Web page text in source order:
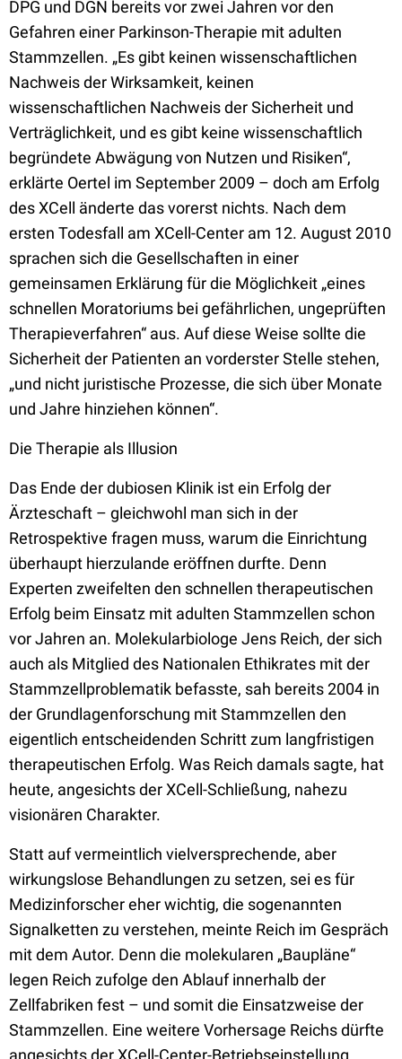
DPG und DGN bereits vor zwei Jahren vor den
Gefahren einer Parkinson-Therapie mit adulten
Stammzellen. „Es gibt keinen wissenschaftlichen
Nachweis der Wirksamkeit, keinen
wissenschaftlichen Nachweis der Sicherheit und
Verträglichkeit, und es gibt keine wissenschaftlich
begründete Abwägung von Nutzen und Risiken“,
erklärte Oertel im September 2009 – doch am Erfolg
des XCell änderte das vorerst nichts. Nach dem
ersten Todesfall am XCell-Center am 12. August 2010
sprachen sich die Gesellschaften in einer
gemeinsamen Erklärung für die Möglichkeit „eines
schnellen Moratoriums bei gefährlichen, ungeprüften
Therapieverfahren“ aus. Auf diese Weise sollte die
Sicherheit der Patienten an vorderster Stelle stehen,
„und nicht juristische Prozesse, die sich über Monate
und Jahre hinziehen können“.
Die Therapie als Illusion
Das Ende der dubiosen Klinik ist ein Erfolg der
Ärzteschaft – gleichwohl man sich in der
Retrospektive fragen muss, warum die Einrichtung
überhaupt hierzulande eröffnen durfte. Denn
Experten zweifelten den schnellen therapeutischen
Erfolg beim Einsatz mit adulten Stammzellen schon
vor Jahren an. Molekularbiologe Jens Reich, der sich
auch als Mitglied des Nationalen Ethikrates mit der
Stammzellproblematik befasste, sah bereits 2004 in
der Grundlagenforschung mit Stammzellen den
eigentlich entscheidenden Schritt zum langfristigen
therapeutischen Erfolg. Was Reich damals sagte, hat
heute, angesichts der XCell-Schließung, nahezu
visionären Charakter.
Statt auf vermeintlich vielversprechende, aber
wirkungslose Behandlungen zu setzen, sei es für
Medizinforscher eher wichtig, die sogenannten
Signalketten zu verstehen, meinte Reich im Gespräch
mit dem Autor. Denn die molekularen „Baupläne“
legen Reich zufolge den Ablauf innerhalb der
Zellfabriken fest – und somit die Einsatzweise der
Stammzellen. Eine weitere Vorhersage Reichs dürfte
angesichts der XCell-Center-Betriebseinstellung